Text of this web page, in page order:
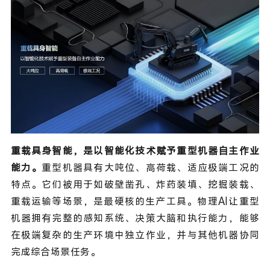
重载具身智能，是以智能化技术赋予重型机器自主作业
能力。 重型机器具有大吨位、高荷载、适应极端工况的
特点。它们被用于如破壁凿孔、炸药装填、挖掘装载、
重载运输等场景，是最硬核的生产工具。物理AI让重型
机器拥有完整的感知系统、决策大脑和执行能力，能够
在极端复杂的生产环境中独立作业，并与其他机器协同
完成综合场景任务。